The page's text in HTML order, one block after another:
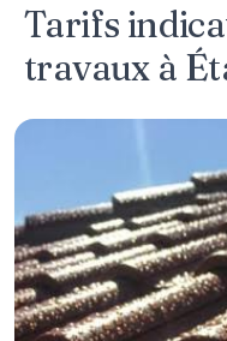
Tarifs
travaux à